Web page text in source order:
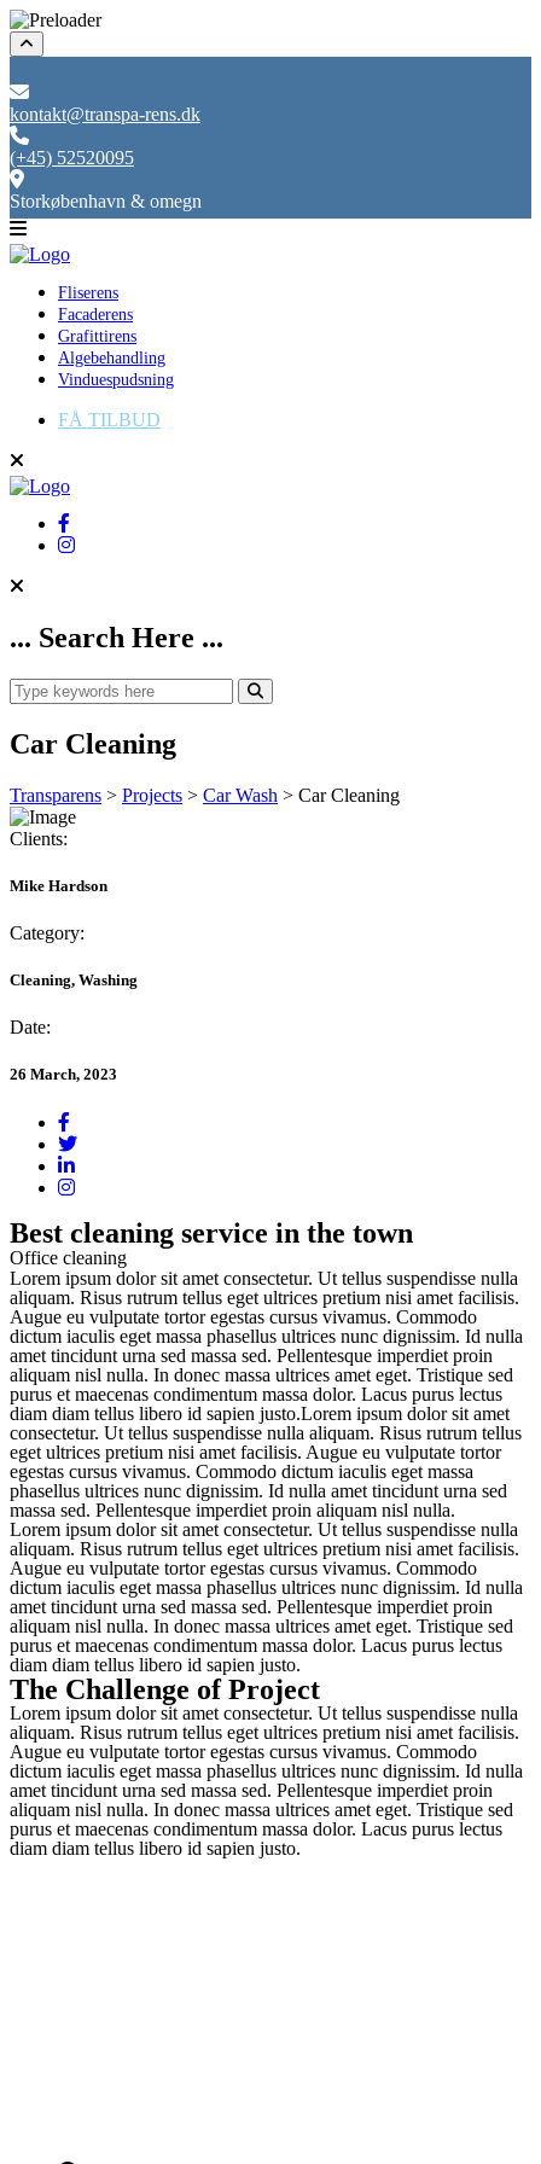
kontakt@transpa-rens.dk
(+45) 52520095
Storkøbenhavn & omegn
Fliserens
Facaderens
Grafittirens
Algebehandling
Vinduespudsning
FÅ TILBUD
... Search Here ...
Car Cleaning
Transparens > Projects > Car Wash > Car Cleaning
Clients:
Mike Hardson
Category:
Cleaning, Washing
Date:
26 March, 2023
Best cleaning service in the town
Office cleaning
Lorem ipsum dolor sit amet consectetur. Ut tellus suspendisse nulla
aliquam. Risus rutrum tellus eget ultrices pretium nisi amet facilisis.
Augue eu vulputate tortor egestas cursus vivamus. Commodo
dictum iaculis eget massa phasellus ultrices nunc dignissim. Id nulla
amet tincidunt urna sed massa sed. Pellentesque imperdiet proin
aliquam nisl nulla. In donec massa ultrices amet eget. Tristique sed
purus et maecenas condimentum massa dolor. Lacus purus lectus
diam diam tellus libero id sapien justo.Lorem ipsum dolor sit amet
consectetur. Ut tellus suspendisse nulla aliquam. Risus rutrum tellus
eget ultrices pretium nisi amet facilisis. Augue eu vulputate tortor
egestas cursus vivamus. Commodo dictum iaculis eget massa
phasellus ultrices nunc dignissim. Id nulla amet tincidunt urna sed
massa sed. Pellentesque imperdiet proin aliquam nisl nulla.
Lorem ipsum dolor sit amet consectetur. Ut tellus suspendisse nulla
aliquam. Risus rutrum tellus eget ultrices pretium nisi amet facilisis.
Augue eu vulputate tortor egestas cursus vivamus. Commodo
dictum iaculis eget massa phasellus ultrices nunc dignissim. Id nulla
amet tincidunt urna sed massa sed. Pellentesque imperdiet proin
aliquam nisl nulla. In donec massa ultrices amet eget. Tristique sed
purus et maecenas condimentum massa dolor. Lacus purus lectus
diam diam tellus libero id sapien justo.
The Challenge of Project
Lorem ipsum dolor sit amet consectetur. Ut tellus suspendisse nulla
aliquam. Risus rutrum tellus eget ultrices pretium nisi amet facilisis.
Augue eu vulputate tortor egestas cursus vivamus. Commodo
dictum iaculis eget massa phasellus ultrices nunc dignissim. Id nulla
amet tincidunt urna sed massa sed. Pellentesque imperdiet proin
aliquam nisl nulla. In donec massa ultrices amet eget. Tristique sed
purus et maecenas condimentum massa dolor. Lacus purus lectus
diam diam tellus libero id sapien justo.